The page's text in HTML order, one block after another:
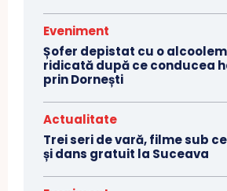
Eveniment
Șofer depistat cu o
ridicată după ce conducea
prin Dornești
Actualitate
Trei seri de vară, filme sub
și dans gratuit la Suceava